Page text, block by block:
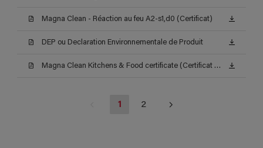
Magna Clean - Réaction au feu A2-s1,d0 (Certificat)
DEP ou Declaration Environnementale de Produit
Magna Clean Kitchens & Food certificate (Certificat alimentaire ISEGA)
1 2